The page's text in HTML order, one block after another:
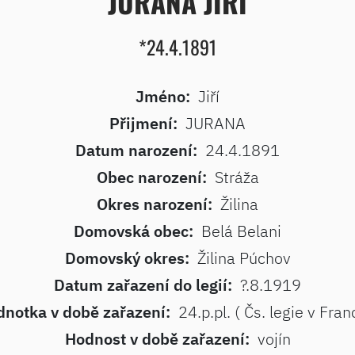
*24.4.1891
Jméno: Jiří
Přijmení: JURANA
Datum narození: 24.4.1891
Obec narození: Stráža
Okres narození: Žilina
Domovská obec: Belá Belani
Domovský okres: Žilina Púchov
Datum zařazení do legií: ?.8.1919
v době zařazení: 24.p.pl. ( Čs. legie v
Hodnost v době zařazení: vojín